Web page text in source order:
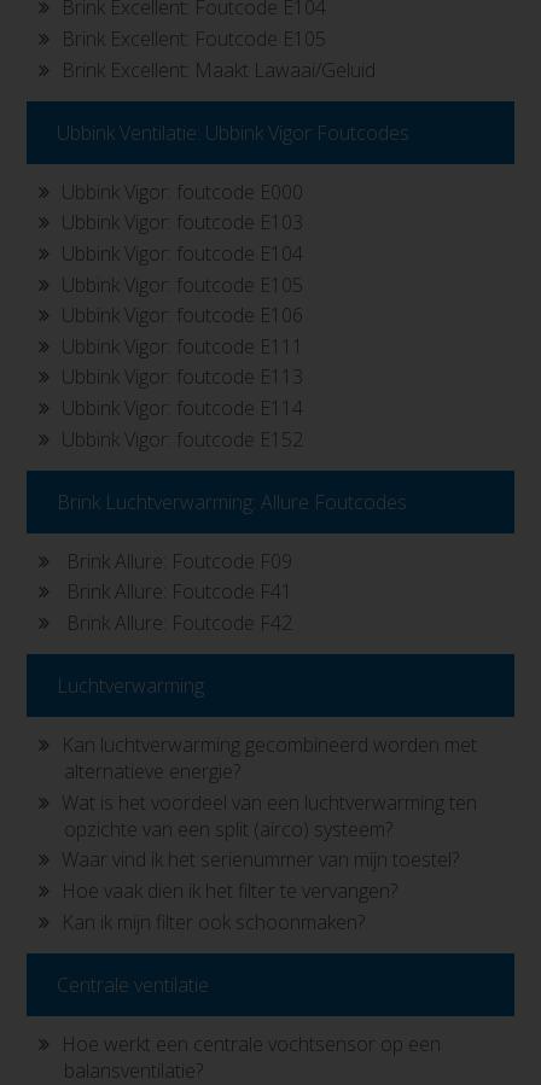
Brink Excellent: Foutcode E104
Brink Excellent: Foutcode E105
Brink Excellent: Maakt Lawaai/Geluid
Ubbink Ventilatie: Ubbink Vigor Foutcodes
Ubbink Vigor: foutcode E000
Ubbink Vigor: foutcode E103
Ubbink Vigor: foutcode E104
Ubbink Vigor: foutcode E105
Ubbink Vigor: foutcode E106
Ubbink Vigor: foutcode E111
Ubbink Vigor: foutcode E113
Ubbink Vigor: foutcode E114
Ubbink Vigor: foutcode E152
Brink Luchtverwarming: Allure Foutcodes
Brink Allure: Foutcode F09
Brink Allure: Foutcode F41
Brink Allure: Foutcode F42
Luchtverwarming
Kan luchtverwarming gecombineerd worden met
alternatieve energie?
Wat is het voordeel van een luchtverwarming ten
opzichte van een split (airco) systeem?
Waar vind ik het serienummer van mijn toestel?
Hoe vaak dien ik het filter te vervangen?
Kan ik mijn filter ook schoonmaken?
Centrale ventilatie
Hoe werkt een centrale vochtsensor op een
balansventilatie?